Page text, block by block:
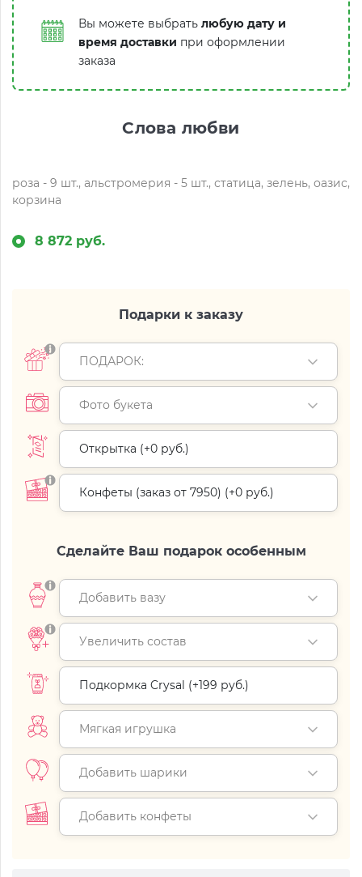
Вы можете выбрать любую дату и
время доставки при оформлении
заказа
Слова любви
роза - 9 шт., альстромерия - 5 шт., статица, зелень, оазис,
корзина
8 872 руб.
Подарки к заказу
ПОДАРОК:
Фото букета
Открытка (+0 руб.)
Конфеты (заказ от 7950) (+0 руб.)
Сделайте Ваш подарок особенным
Добавить вазу
Увеличить состав
Подкормка Crysal (+199 руб.)
Мягкая игрушка
Добавить шарики
Добавить конфеты